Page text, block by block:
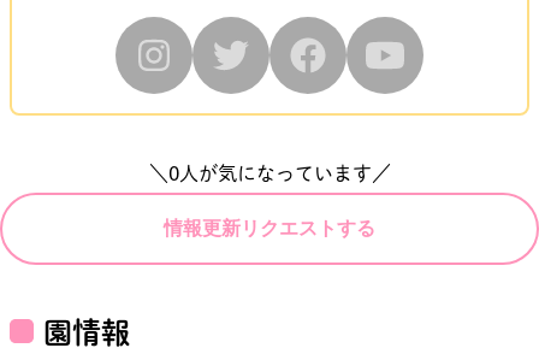
＼ 0人が気になっています／
情報更新リクエストする
園情報